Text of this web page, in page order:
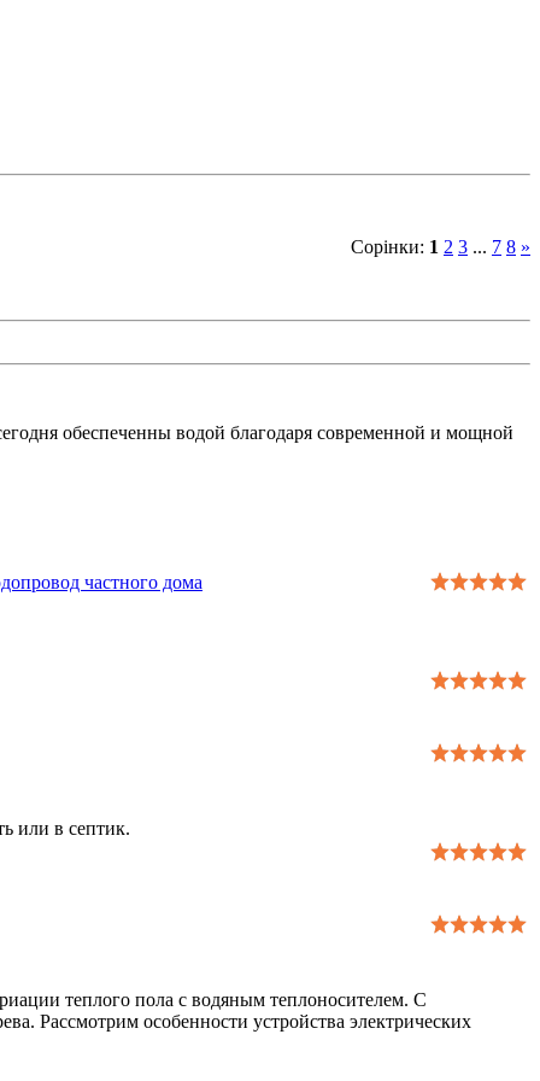
Сорінки: 1 2 3 ... 7 8 »
обеспеченны водой благодаря современной и мощной
частного дома
или в септик.
теплого пола с водяным теплоносителем. С
Рассмотрим особенности устройства электрических